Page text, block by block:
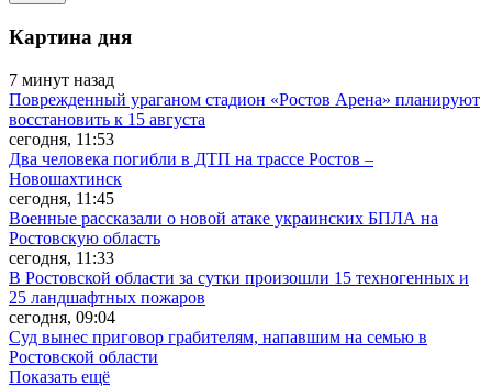
Картина дня
7 минут назад
Поврежденный ураганом стадион «Ростов Арена» планируют
восстановить к 15 августа
сегодня, 11:53
Два человека погибли в ДТП на трассе Ростов –
Новошахтинск
сегодня, 11:45
Военные рассказали о новой атаке украинских БПЛА на
Ростовскую область
сегодня, 11:33
В Ростовской области за сутки произошли 15 техногенных и
25 ландшафтных пожаров
сегодня, 09:04
Суд вынес приговор грабителям, напавшим на семью в
Ростовской области
Показать ещё